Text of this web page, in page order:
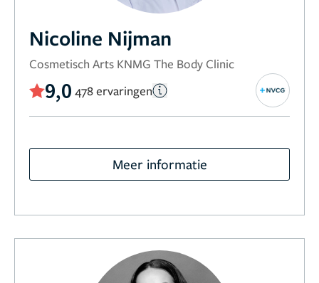
Nicoline Nijman
Cosmetisch Arts KNMG The Body Clinic
9,0 478 ervaringen
Meer informatie